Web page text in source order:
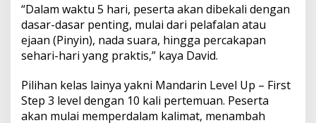
“Dalam waktu 5 hari, peserta akan dibekali dengan
dasar-dasar penting, mulai dari pelafalan atau
ejaan (Pinyin), nada suara, hingga percakapan
sehari-hari yang praktis,” kaya David.
Pilihan kelas lainya yakni Mandarin Level Up – First
Step 3 level dengan 10 kali pertemuan. Peserta
akan mulai memperdalam kalimat, menambah